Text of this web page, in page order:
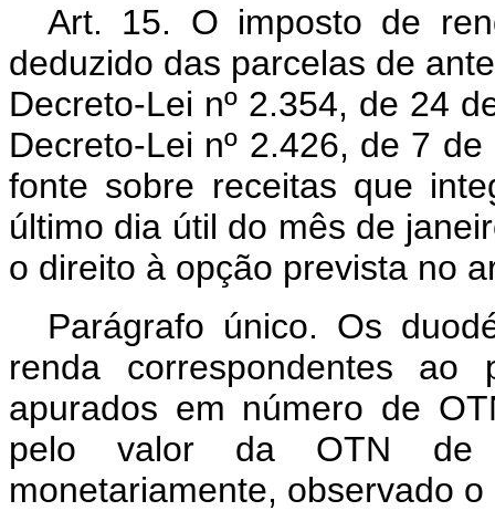
Art. 15. O imposto de
deduzido das parcelas de
Decreto-Lei nº 2.354, de 24
Decreto-Lei nº 2.426, de 7
fonte sobre receitas que
último dia útil do mês de
o direito à opção prevista no
Parágrafo único. Os
renda correspondentes ao
apurados em número de
pelo valor da OTN de
monetariamente, observado